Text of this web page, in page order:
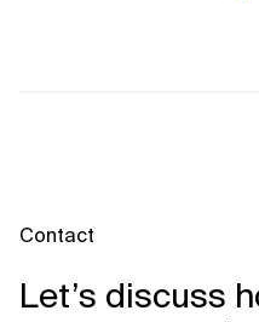
Contact
Let’s discuss